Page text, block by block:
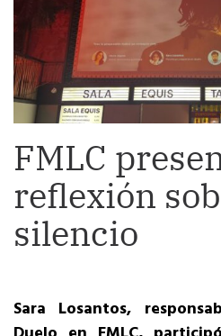
FMLC
reflexión
silencio
Sara Losantos,